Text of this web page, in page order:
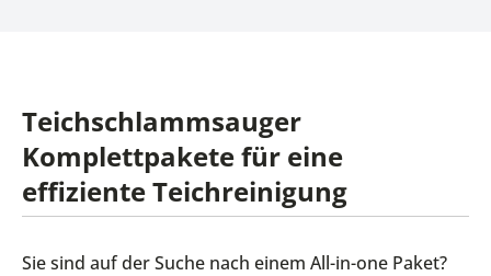
Teichschlammsauger
Komplettpakete für eine
effiziente Teichreinigung
Sie sind auf der Suche nach einem All-in-one Paket?